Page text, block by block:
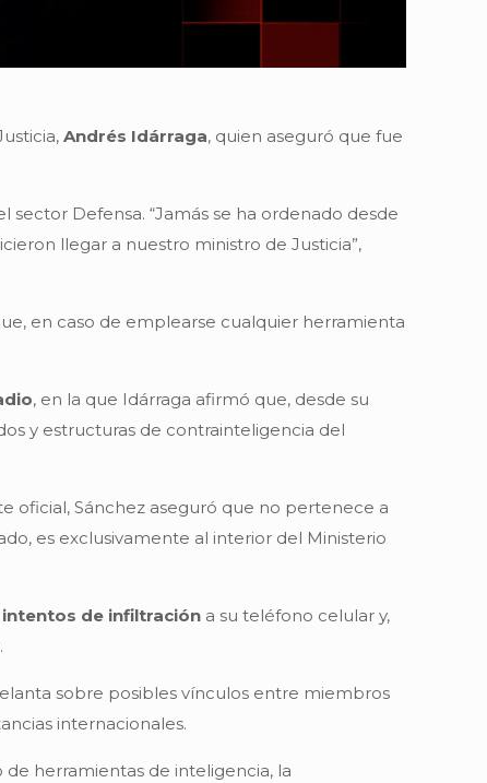
Andrés Idárraga, quien aseguró que fue
Defensa. “Jamás se ha ordenado desde
llegar a nuestro ministro de Justicia”,
en caso de emplearse cualquier herramienta
, en la que Idárraga afirmó que, desde su
y estructuras de contrainteligencia del
oficial, Sánchez aseguró que no pertenece a
es exclusivamente al interior del Ministerio
de infiltración a su teléfono celular y,
sobre posibles vínculos entre miembros
internacionales.
herramientas de inteligencia, la